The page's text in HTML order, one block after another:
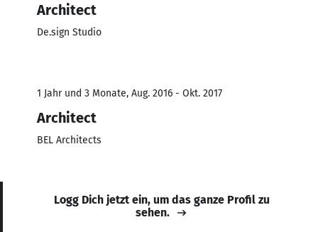
Architect
De.sign Studio
1 Jahr und 3 Monate, Aug. 2016 - Okt. 2017
Architect
BEL Architects
Logg Dich jetzt ein, um das ganze Profil zu
sehen.